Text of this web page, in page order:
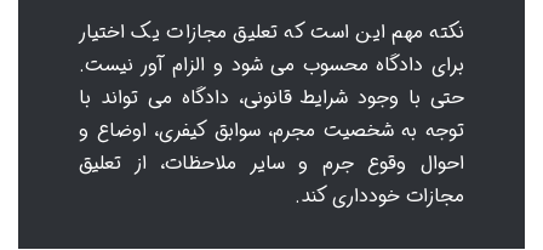
نکته مهم این است که تعلیق مجازات یک اختیار
برای دادگاه محسوب می شود و الزام آور نیست.
حتی با وجود شرایط قانونی، دادگاه می تواند با
توجه به شخصیت مجرم، سوابق کیفری، اوضاع و
احوال وقوع جرم و سایر ملاحظات، از تعلیق
مجازات خودداری کند.